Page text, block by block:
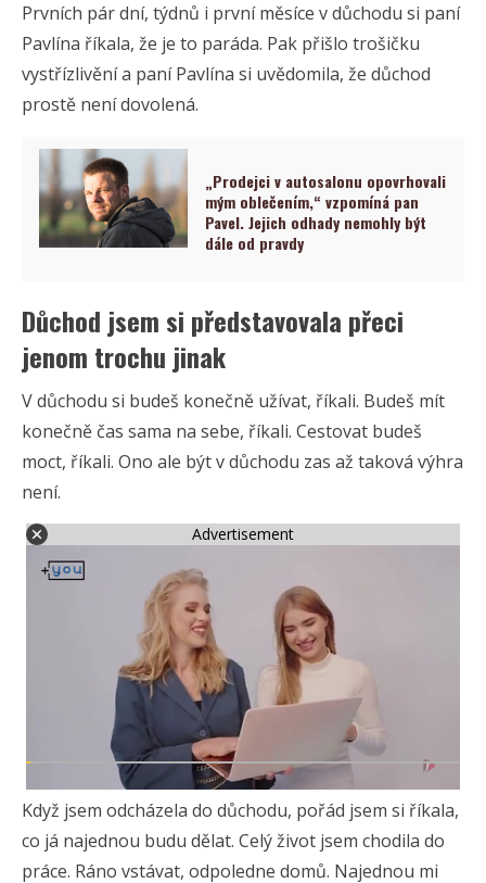
Prvních pár dní, týdnů i první měsíce v důchodu si paní
Pavlína říkala, že je to paráda. Pak přišlo trošičku
vystřízlivění a paní Pavlína si uvědomila, že důchod
prostě není dovolená.
„Prodejci v autosalonu opovrhovali
mým oblečením,“ vzpomíná pan
Pavel. Jejich odhady nemohly být
dále od pravdy
Důchod jsem si představovala přeci
jenom trochu jinak
V důchodu si budeš konečně užívat, říkali. Budeš mít
konečně čas sama na sebe, říkali. Cestovat budeš
moct, říkali. Ono ale být v důchodu zas až taková výhra
není.
Advertisement
Když jsem odcházela do důchodu, pořád jsem si říkala,
co já najednou budu dělat. Celý život jsem chodila do
práce. Ráno vstávat, odpoledne domů. Najednou mi